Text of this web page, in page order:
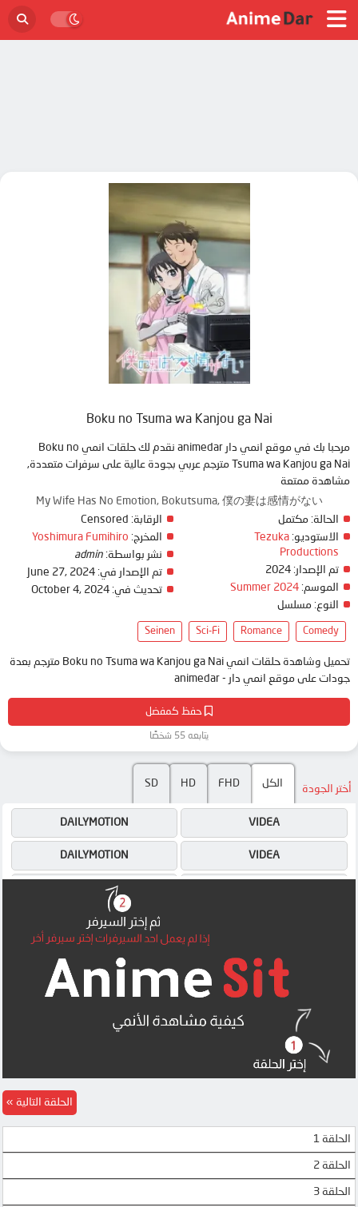
حفظ كمفضل
يتابعه 55 شخصًا
Boku no Tsuma wa Kanjou ga Nai
مرحبا بك في موقع انمي دار animedar نقدم لك حلقات انمي Boku no
Tsuma wa Kanjou ga Nai مترجم عربي بجودة عالية على سرفرات متعددة,
مشاهدة ممتعة
My Wife Has No Emotion, Bokutsuma, 僕の妻は感情がない
الحالة: مكتمل
الاستوديو: Tezuka
Productions
تم الإصدار:
الموسم: Summer 2024
النوع: مسلسل
الرقابة:
المخرج: Yoshimura Fumihiro
نشر بواسطة: admin
تم الإصدار في: June 27, 2024
تحديث في: October 4, 2024
Comedy
Romance
Sci-Fi
Seinen
تحميل وشاهدة حلقات انمي Boku no Tsuma wa Kanjou ga Nai مترجم بعدة
جودات على موقع انمي دار - animedar
أختر الجودة الكل FHD
HD
SD
UQLOAD
MP4UPLOAD
MP4UPLOAD
OK
MP4UPLOAD
VIDEA
DAILYMOTION
VIDEA
DAILYMOTION
4SHARED
DRIVE
الحلقة 1
الحلقة 2
الحلقة 3
الحلقة التالية